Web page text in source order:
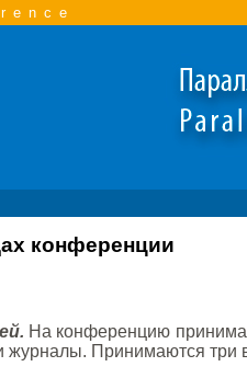
конференции
На конференцию
Принимаются три